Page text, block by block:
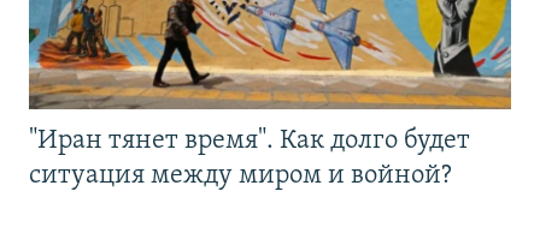
"Иран тянет время". Как долго будет
ситуация между миром и войной?